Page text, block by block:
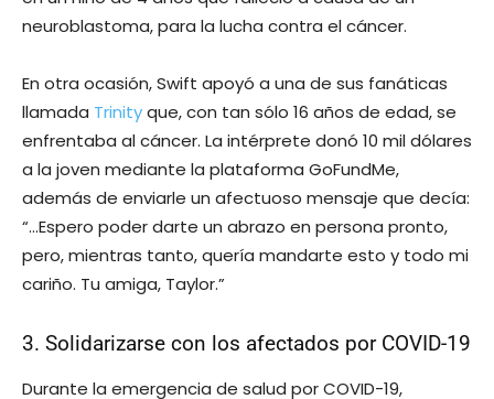
neuroblastoma, para la lucha contra el cáncer.
En otra ocasión, Swift apoyó a una de sus fanáticas
llamada Trinityque, con tan sólo 16 años de edad, se
enfrentaba al cáncer. La intérprete donó 10 mil dólares
a la joven mediante la plataforma GoFundMe,
además de enviarle un afectuoso mensaje que decía:
“…Espero poder darte un abrazo en persona pronto,
pero, mientras tanto, quería mandarte esto y todo mi
cariño. Tu amiga, Taylor.”
3. Solidarizarse con los afectados por COVID-19
Durante la emergencia de salud por COVID-19,